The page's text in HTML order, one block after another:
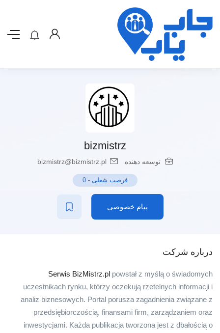
bizmistrz
توسعه دهنده
فرصت شغلی -
0
پیام خصوصی
درباره شرکت
Serwis BizMistrz.pl powstał z myślą o świadomych
uczestnikach rynku, którzy oczekują rzetelnych informacji i
analiz biznesowych. Portal porusza zagadnienia związane z
przedsiębiorczością, finansami firm, zarządzaniem oraz
inwestycjami. Każda publikacja tworzona jest z dbałością o